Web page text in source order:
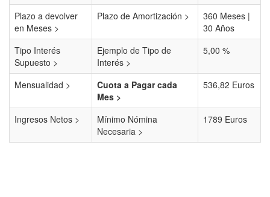
Plazo a devolver
en Meses >
Plazo de Amortización >
360 Meses |
30 Años
Tipo Interés
Supuesto >
Ejemplo de Tipo de
Interés >
5,00 %
Mensualidad >
Cuota a Pagar cada
Mes >
536,82 Euros
Ingresos Netos >
Mínimo Nómina
Necesaria >
1789 Euros